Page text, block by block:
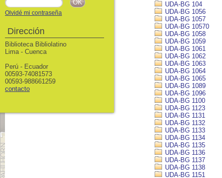
UDA-BG 104
UDA-BG 1056
UDA-BG 1057
UDA-BG 10570
UDA-BG 1058
UDA-BG 1059
UDA-BG 1061
UDA-BG 1062
UDA-BG 1063
UDA-BG 1064
UDA-BG 1065
UDA-BG 1089
UDA-BG 1096
UDA-BG 1100
UDA-BG 1123
UDA-BG 1131
UDA-BG 1132
UDA-BG 1133
UDA-BG 1134
UDA-BG 1135
UDA-BG 1136
UDA-BG 1137
UDA-BG 1138
UDA-BG 1151
Olvidé mi contraseña
Dirección
Biblioteca Bibliolatino
Lima - Cuenca
Perú - Ecuador
00593-74081573
00593-988661259
contacto